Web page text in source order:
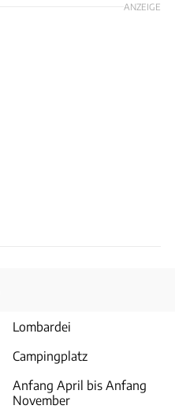
ANZEIGE
Lombardei
Campingplatz
Anfang April bis Anfang
November